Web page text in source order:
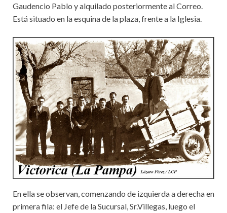
Gaudencio Pablo y alquilado posteriormente al Correo.
Está situado en la esquina de la plaza, frente a la Iglesia.
En ella se observan, comenzando de izquierda a derecha en
primera fila: el Jefe de la Sucursal, Sr.Villegas, luego el